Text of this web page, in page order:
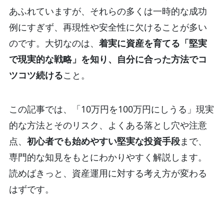
あふれていますが、それらの多くは一時的な成功
例にすぎず、再現性や安全性に欠けることが多い
のです。大切なのは、 着実に資産を育てる「堅実
で現実的な戦略」を知り、自分に合った方法でコ
ツコツ続けること。
この記事では、「10万円を100万円にしうる」現実
的な方法とそのリスク、よくある落とし穴や注意
点、 初心者でも始めやすい堅実な投資手段まで、
専門的な知見をもとにわかりやすく解説します。
読めばきっと、資産運用に対する考え方が変わる
はずです。